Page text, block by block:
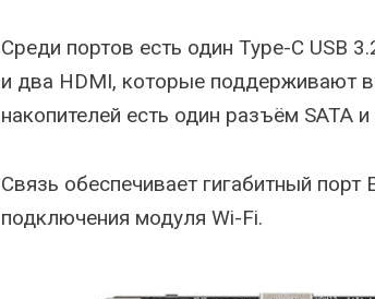
Среди портов есть один Type-C USB
и два HDMI, которые поддерживают
накопителей есть один разъём SATA
Связь обеспечивает гигабитный
подключения модуля Wi-Fi.